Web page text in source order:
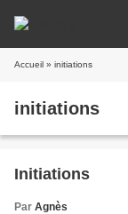
Accueil » initiations
initiations
Initiations
Par Agnès